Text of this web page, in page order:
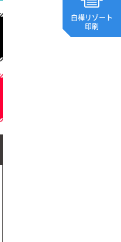
白樺リゾート
印刷